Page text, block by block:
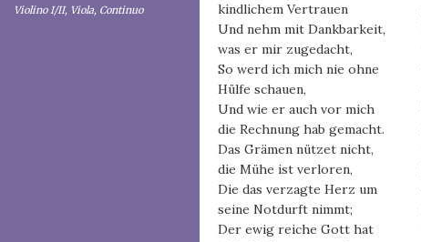
Violino I/II, Viola, Continuo
kindlichem Vertrauen
Und nehm mit Dankbarkeit,
was er mir zugedacht,
So werd ich mich nie ohne
Hülfe schauen,
Und wie er auch vor mich
die Rechnung hab gemacht.
Das Grämen nützet nicht,
die Mühe ist verloren,
Die das verzagte Herz um
seine Notdurft nimmt;
Der ewig reiche Gott hat